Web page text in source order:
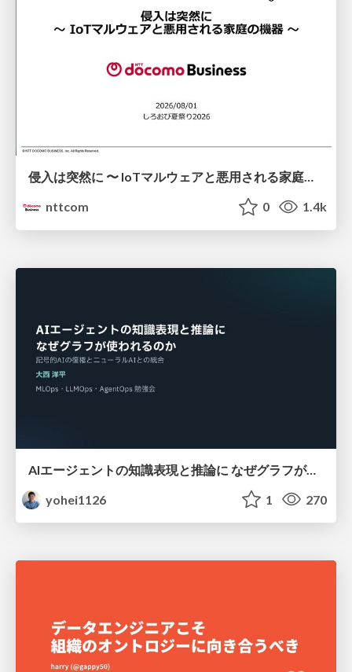
侵入は突然に 〜 IoTマルウェアと悪用される家庭の機器 ～ / When Intrusion Strikes: IoT Malware and the Abuse of Home Devices
nttcom
0 1.4k
AIエージェントの知識表現と推論に なぜグラフが使われるのか - 記号的AIの復権とニューラルAIとの統合
yohei1126
1 270